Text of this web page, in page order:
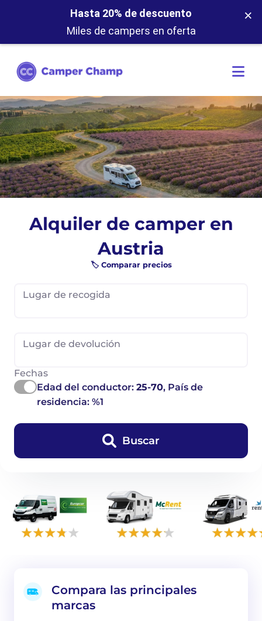
Hasta 20% de descuento
Miles de campers en oferta
×
Alquiler de camper en
Austria
🏷️ Comparar precios
Lugar de recogida
Lugar de devolución
Fechas
Edad del conductor:25-70, País de
residencia: %1
Buscar
Compara las principales
marcas